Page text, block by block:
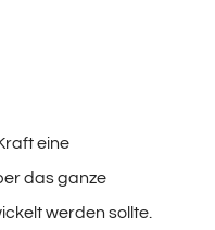
eine
das ganze
werden sollte.